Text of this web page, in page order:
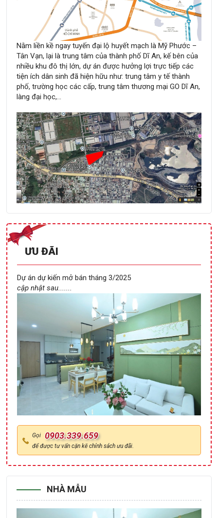
Nằm liền kề ngay tuyến đại lộ huyết mạch là Mỹ Phước –
Tân Vạn, lại là trung tâm của thành phố Dĩ An, kế bên của
nhiều khu đô thị lớn, dự án được hưởng lợi trực tiếp các
tiện ích dân sinh đã hiện hữu như: trung tâm y tế thành
phố, trường học các cấp, trung tâm thương mại GO Dĩ An,
làng đại học,…
ƯU ĐÃI
Dự án dự kiến mở bán tháng 3/2025
cập nhật sau.......
Gọi 0903.339.659
để được tư vấn cặn kẽ chính sách ưu đãi.
NHÀ MẪU